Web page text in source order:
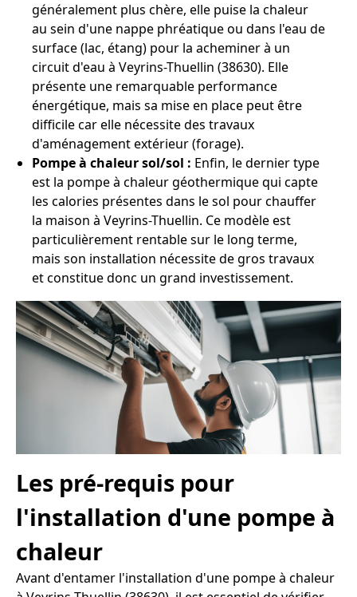
généralement plus chère, elle puise la chaleur
au sein d'une nappe phréatique ou dans l'eau de
surface (lac, étang) pour la acheminer à un
circuit d'eau à Veyrins-Thuellin (38630). Elle
présente une remarquable performance
énergétique, mais sa mise en place peut être
difficile car elle nécessite des travaux
d'aménagement extérieur (forage).
Pompe à chaleur sol/sol : Enfin, le dernier type
est la pompe à chaleur géothermique qui capte
les calories présentes dans le sol pour chauffer
la maison à Veyrins-Thuellin. Ce modèle est
particulièrement rentable sur le long terme,
mais son installation nécessite de gros travaux
et constitue donc un grand investissement.
Les pré-requis pour
l'installation d'une pompe à
chaleur
Avant d'entamer l'installation d'une pompe à chaleur